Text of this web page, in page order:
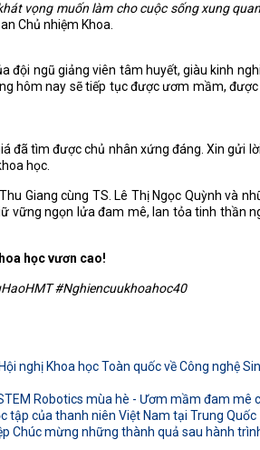
vọng muốn làm cho cuộc sống xung
Chủ nhiệm Khoa.
đội ngũ giảng viên tâm huyết, giàu kinh
hôm nay sẽ tiếp tục được ươm mầm,
tìm được chủ nhân xứng đáng. Xin gửi
học.
Giang cùng TS. Lê Thị Ngọc Quỳnh và
vững ngọn lửa đam mê, lan tỏa tinh thần
học vươn cao!
#Nghiencuukhoahoc40
nghị Khoa học Toàn quốc về Công nghệ
Robotics mùa hè - Ươm mầm đam
tập của thanh niên Việt Nam tại Trung Quốc
Chúc mừng những thành quả sau hành